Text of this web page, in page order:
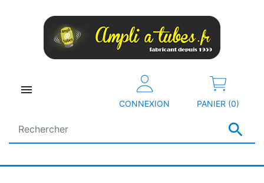


CONNEXION PANIER (0)